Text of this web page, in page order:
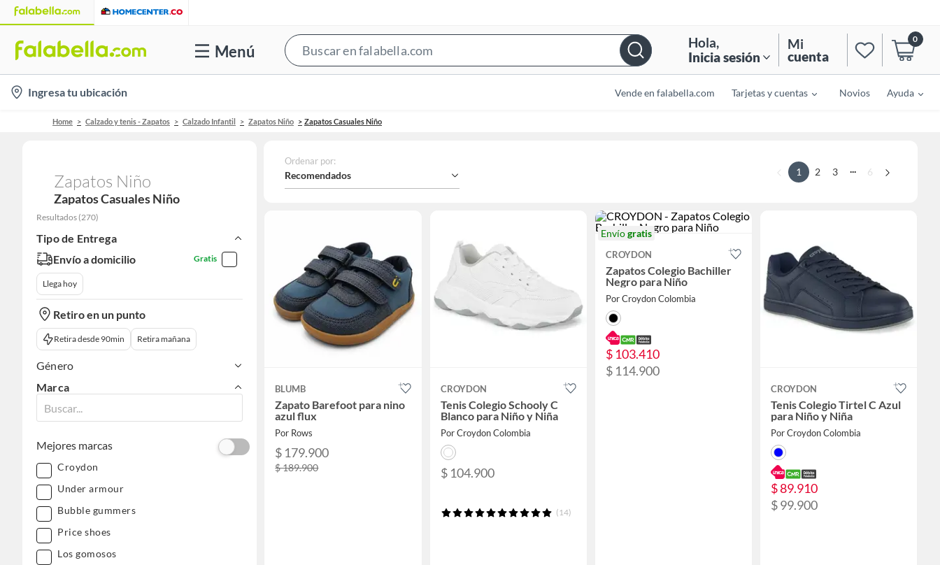
Menú
Bar
Hola,
Inicia sesión
Mi
cuenta
0
location-
icon
Ingresa tu ubicación Vende en falabella.com Tarjetas y cuentas Novios Ayuda
Home Calzado y tenis - Zapatos Calzado Infantil Zapatos Niño Zapatos Casuales Niño
Zapatos Niño
Zapatos Casuales Niño
Resultados (270)
Tipo de Entrega
Envío a domicilio
Gratis
Llega hoy
Retiro en un punto
Retira desde 90min Retira mañana
Género
Marca
Mejores marcas
Croydon
Under armour
Bubble gummers
Price shoes
Los gomosos
Ordenar por:
Recomendados 1 2 3 ... 6
BLUMB
Zapato Barefoot para nino
azul flux
Por Rows
$ 179.900
$ 189.900
CROYDON
Tenis Colegio Schooly C
Blanco para Niño y Niña
Por Croydon Colombia
$ 104.900
(14)
Envíogratis
CROYDON
Zapatos Colegio Bachiller
Negro para Niño
Por Croydon Colombia
$ 103.410
$ 114.900
CROYDON
Tenis Colegio Tirtel C Azul
para Niño y Niña
Por Croydon Colombia
$ 89.910
$ 99.900